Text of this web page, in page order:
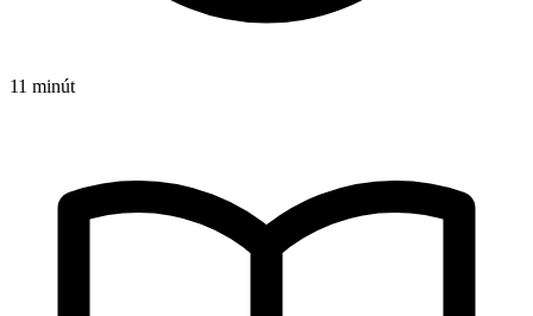
11 minút